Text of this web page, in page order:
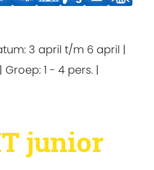
3 april t/m 6 april |
| Groep: 1 - 4 pers. |
junior